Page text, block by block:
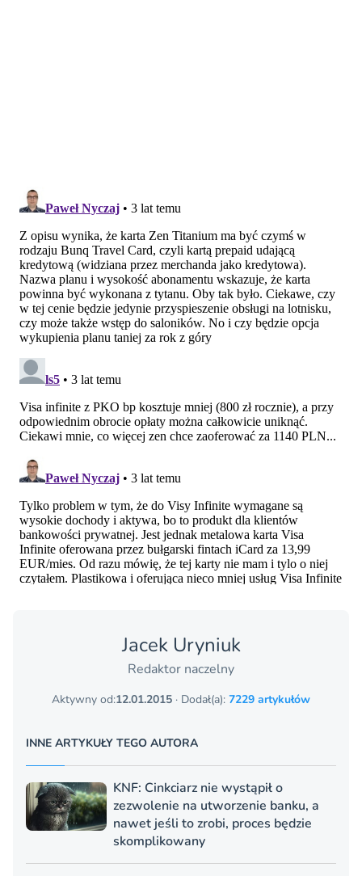
Jacek Uryniuk
Redaktor naczelny
Aktywny od:12.01.2015 · Dodał(a): 7229 artykułów
INNE ARTYKUŁY TEGO AUTORA
KNF: Cinkciarz nie wystąpił o
zezwolenie na utworzenie banku, a
nawet jeśli to zrobi, proces będzie
skomplikowany